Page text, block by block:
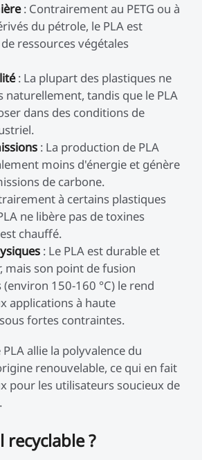
: Contrairement au PETG ou à
du pétrole, le PLA est
ressources végétales
: La plupart des plastiques ne
naturellement, tandis que le PLA
dans des conditions de
: La production de PLA
moins d'énergie et génère
de carbone.
à certains plastiques
ne libère pas de toxines
chauffé.
: Le PLA est durable et
mais son point de fusion
150-160 °C) le rend
applications à haute
fortes contraintes.
allie la polyvalence du
renouvelable, ce qui en fait
pour les utilisateurs soucieux de
recyclable ?